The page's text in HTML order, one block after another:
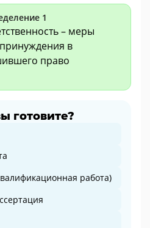
1
– меры
в
право
готовите?
работа)